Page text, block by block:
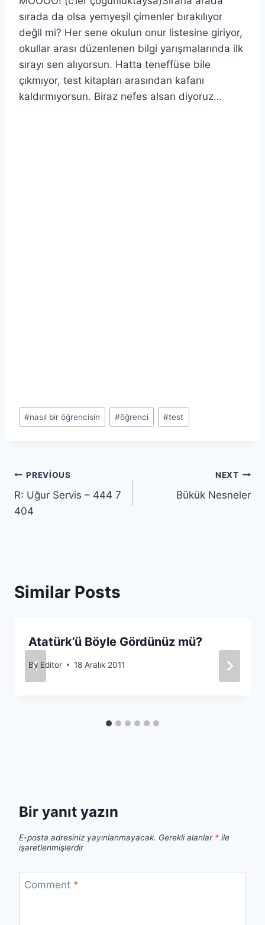
sırada da olsa yemyeşil çimenler bırakılıyor
değil mi? Her sene okulun onur listesine giriyor,
okullar arası düzenlenen bilgi yarışmalarında ilk
sırayı sen alıyorsun. Hatta teneffüse bile
çıkmıyor, test kitapları arasından kafanı
kaldırmıyorsun. Biraz nefes alsan diyoruz…
Post
Tags:
#nasıl bir öğrencisin #öğrenci #test
Yazı
gezinmesi
PREVIOUS
R: Uğur Servis – 444 7
404
NEXT
Bükük Nesneler
Similar Posts
Atatürk’ü Böyle Gördünüz mü?
By Editor 18 Aralık 2011
Bir yanıt yazın
E-posta adresiniz yayınlanmayacak. Gerekli alanlar * ile
işaretlenmişlerdir
Comment *